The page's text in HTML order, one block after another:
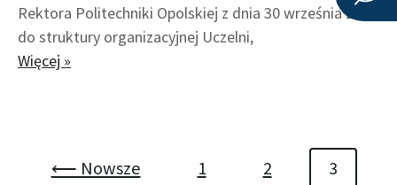
Rektora Politechniki Opolskiej z dnia 30 września 2025
do struktury organizacyjnej Uczelni,
Więcej »
⟵ Nowsze 1 2
3